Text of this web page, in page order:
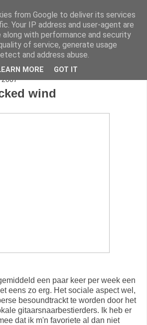
wind
een paar keer per week een
eens zo erg. Het sociale aspect wel,
besoundtrackt te worden door het
gitaarsnaarbestierders. Ik heb er
dat ik m'n favoriete al dan niet
from Google to deliver its services
Your IP address and user-agent are
along with performance and security
of service, generate usage
and address abuse.
MORE GOT IT